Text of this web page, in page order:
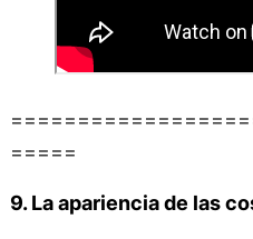
=====
9. La apariencia de las